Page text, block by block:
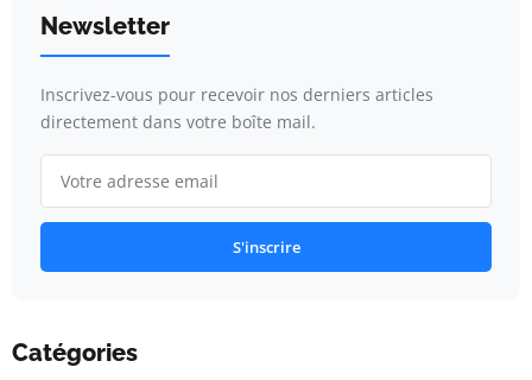
Newsletter
Inscrivez-vous pour recevoir nos derniers articles
directement dans votre boîte mail.
S'inscrire
Catégories